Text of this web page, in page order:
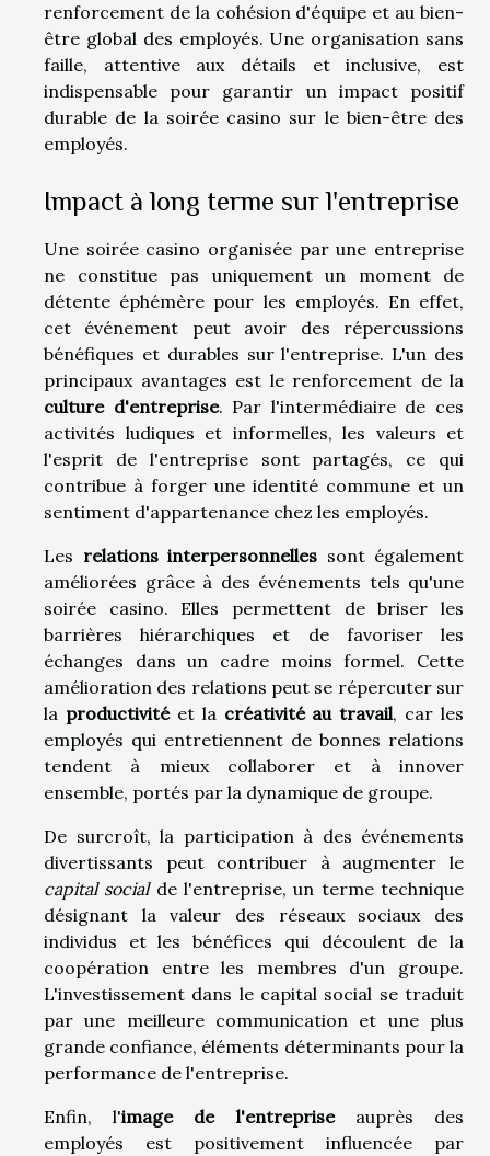
renforcement de la cohésion d'équipe et au bien-
être global des employés. Une organisation sans
faille, attentive aux détails et inclusive, est
indispensable pour garantir un impact positif
durable de la soirée casino sur le bien-être des
employés.
Impact à long terme sur l'entreprise
Une soirée casino organisée par une entreprise
ne constitue pas uniquement un moment de
détente éphémère pour les employés. En effet,
cet événement peut avoir des répercussions
bénéfiques et durables sur l'entreprise. L'un des
principaux avantages est le renforcement de la
culture d'entreprise. Par l'intermédiaire de ces
activités ludiques et informelles, les valeurs et
l'esprit de l'entreprise sont partagés, ce qui
contribue à forger une identité commune et un
sentiment d'appartenance chez les employés.
Les relations interpersonnelles sont également
améliorées grâce à des événements tels qu'une
soirée casino. Elles permettent de briser les
barrières hiérarchiques et de favoriser les
échanges dans un cadre moins formel. Cette
amélioration des relations peut se répercuter sur
la productivitéet la créativité au travail, car les
employés qui entretiennent de bonnes relations
tendent à mieux collaborer et à innover
ensemble, portés par la dynamique de groupe.
De surcroît, la participation à des événements
divertissants peut contribuer à augmenter le
capital socialde l'entreprise, un terme technique
désignant la valeur des réseaux sociaux des
individus et les bénéfices qui découlent de la
coopération entre les membres d'un groupe.
L'investissement dans le capital social se traduit
par une meilleure communication et une plus
grande confiance, éléments déterminants pour la
performance de l'entreprise.
Enfin, l'image de l'entrepriseauprès des
employés est positivement influencée par